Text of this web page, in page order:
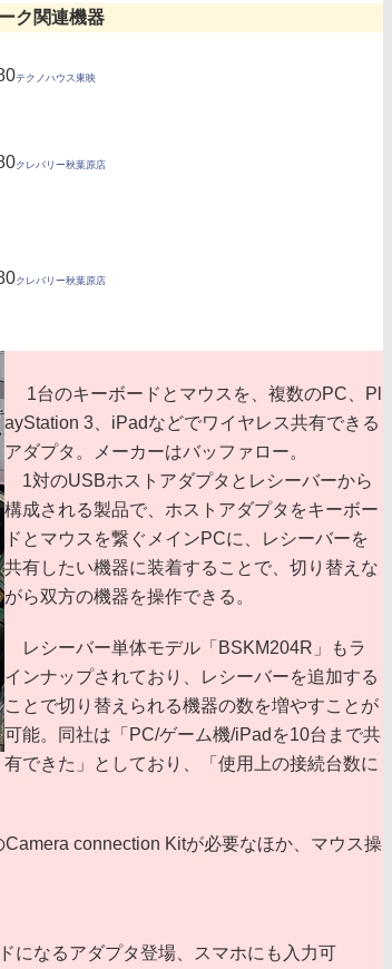
ク関連機器
テクノハウス東映
クレバリー秋葉原店
クレバリー秋葉原店
1台のキーボードとマウスを、複数のPC、Pl
ayStation 3、iPadなどでワイヤレス共有できる
アダプタ。メーカーはバッファロー。
1対のUSBホストアダプタとレシーバーから
構成される製品で、ホストアダプタをキーボー
ドとマウスを繋ぐメインPCに、レシーバーを
共有したい機器に装着することで、切り替えな
がら双方の機器を操作できる。
レシーバー単体モデル「BSKM204R」もラ
インナップされており、レシーバーを追加する
ことで切り替えられる機器の数を増やすことが
可能。同社は「PC/ゲーム機/iPadを10台まで共
有できた」としており、「使用上の接続台数に
connection Kitが必要なほか、マウス操
になるアダプタ登場、スマホにも入力可